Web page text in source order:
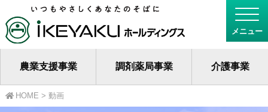
農業支援事業 調剤薬局事業 介護事業
HOME > 動画